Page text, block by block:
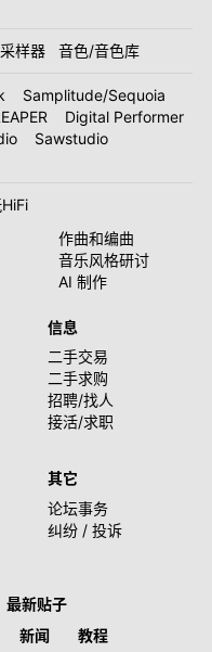
采样器 音色/音色库
Samplitude/Sequoia
Digital Performer
Sawstudio
作曲和编曲
音乐风格研讨
AI 制作
信息
二手交易
二手求购
招聘/找人
接活/求职
其它
论坛事务
纠纷 / 投诉
最新贴子
新闻 教程